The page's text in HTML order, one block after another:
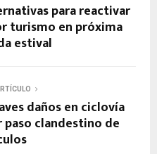
para reactivar
turismo en próxima
estival
daños en ciclovía
paso clandestino de